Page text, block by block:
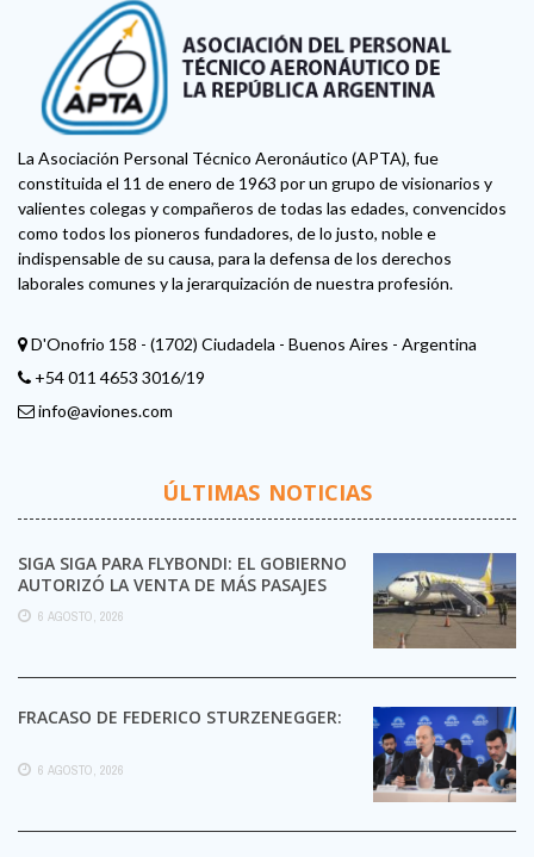
La Asociación Personal Técnico Aeronáutico (APTA), fue
constituida el 11 de enero de 1963 por un grupo de visionarios y
valientes colegas y compañeros de todas las edades, convencidos
como todos los pioneros fundadores, de lo justo, noble e
indispensable de su causa, para la defensa de los derechos
laborales comunes y la jerarquización de nuestra profesión.
D'Onofrio 158 - (1702) Ciudadela - Buenos Aires - Argentina
+54 011 4653 3016/19
info@aviones.com
ÚLTIMAS NOTICIAS
SIGA SIGA PARA FLYBONDI: EL GOBIERNO
AUTORIZÓ LA VENTA DE MÁS PASAJES
6 AGOSTO, 2026
FRACASO DE FEDERICO STURZENEGGER:
6 AGOSTO, 2026